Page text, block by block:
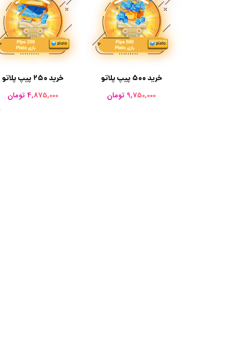
خرید 250 پیپ پلاتو
4,875,000 تومان
خرید 500 پیپ پلاتو
9,750,000 تومان